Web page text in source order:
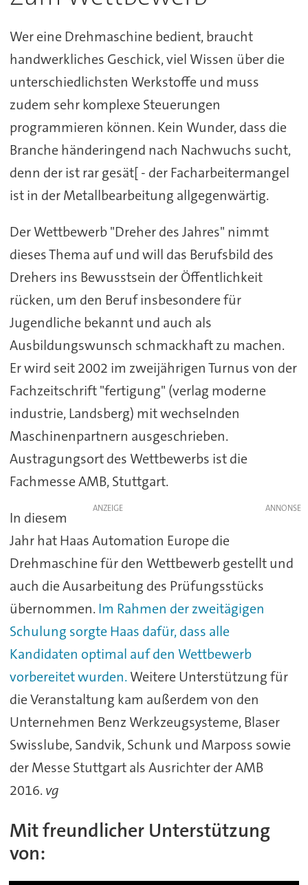
Wer eine Drehmaschine bedient, braucht
handwerkliches Geschick, viel Wissen über die
unterschiedlichsten Werkstoffe und muss
zudem sehr komplexe Steuerungen
programmieren können. Kein Wunder, dass die
Branche händeringend nach Nachwuchs sucht,
denn der ist rar gesät[ - der Facharbeitermangel
ist in der Metallbearbeitung allgegenwärtig.
Der Wettbewerb "Dreher des Jahres" nimmt
dieses Thema auf und will das Berufsbild des
Drehers ins Bewusstsein der Öffentlichkeit
rücken, um den Beruf insbesondere für
Jugendliche bekannt und auch als
Ausbildungswunsch schmackhaft zu machen.
Er wird seit 2002 im zweijährigen Turnus von der
Fachzeitschrift "fertigung" (verlag moderne
industrie, Landsberg) mit wechselnden
Maschinenpartnern ausgeschrieben.
Austragungsort des Wettbewerbs ist die
Fachmesse AMB, Stuttgart.
ANZEIGE
In diesem
Jahr hat Haas Automation Europe die
Drehmaschine für den Wettbewerb gestellt und
auch die Ausarbeitung des Prüfungsstücks
übernommen. Im Rahmen der zweitägigen
Schulung sorgte Haas dafür, dass alle
Kandidaten optimal auf den Wettbewerb
vorbereitet wurden.Weitere Unterstützung für
die Veranstaltung kam außerdem von den
Unternehmen Benz Werkzeugsysteme, Blaser
Swisslube, Sandvik, Schunk und Marposs sowie
der Messe Stuttgart als Ausrichter der AMB
2016. vg
Mit freundlicher Unterstützung
von: